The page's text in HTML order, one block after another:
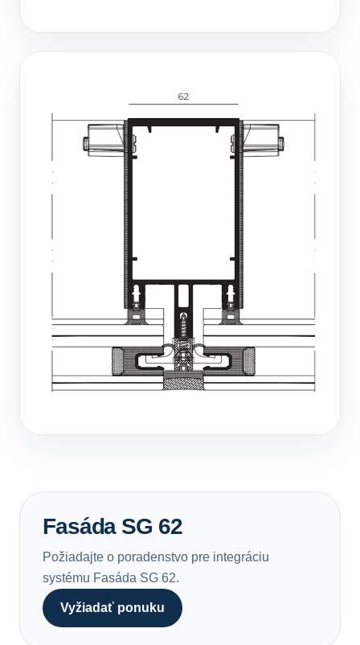
Fasáda SG 62
Požiadajte o poradenstvo pre integráciu
systému Fasáda SG 62.
Vyžiadať ponuku